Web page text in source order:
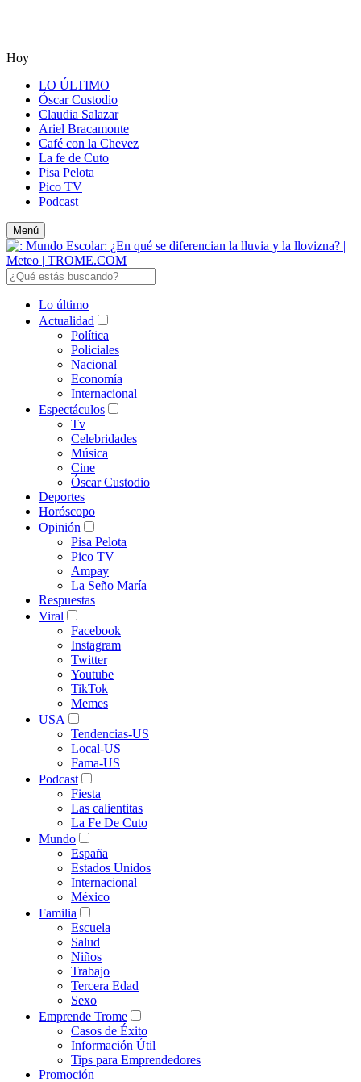
Hoy
LO ÚLTIMO
Óscar Custodio
Claudia Salazar
Ariel Bracamonte
Café con la Chevez
La fe de Cuto
Pisa Pelota
Pico TV
Podcast
Menú
Lo último
Actualidad
Política
Policiales
Nacional
Economía
Internacional
Espectáculos
Tv
Celebridades
Música
Cine
Óscar Custodio
Deportes
Horóscopo
Opinión
Pisa Pelota
Pico TV
Ampay
La Seño María
Respuestas
Viral
Facebook
Instagram
Twitter
Youtube
TikTok
Memes
USA
Tendencias-US
Local-US
Fama-US
Podcast
Fiesta
Las calientitas
La Fe De Cuto
Mundo
España
Estados Unidos
Internacional
México
Familia
Escuela
Salud
Niños
Trabajo
Tercera Edad
Sexo
Emprende Trome
Casos de Éxito
Información Útil
Tips para Emprendedores
Promoción